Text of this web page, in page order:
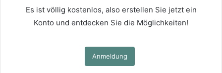
Es ist völlig kostenlos, also erstellen Sie jetzt ein
Konto und entdecken Sie die Möglichkeiten!
Anmeldung